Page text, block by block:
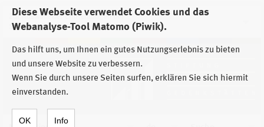
Diese Webseite verwendet Cookies und das
Webanalyse-Tool Matomo (Piwik).
Das hilft uns, um Ihnen ein gutes Nutzungserlebnis zu bieten
und unsere Website zu verbessern.
Wenn Sie durch unsere Seiten surfen, erklären Sie sich hiermit
einverstanden.
OK Info
Zur Auswahl der Einrichtungen der
Stiftung Sächsische Gedenkstätten